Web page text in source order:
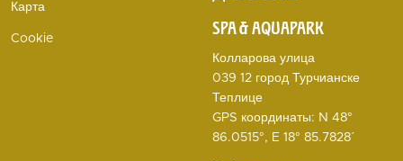
Карта
Cookie
SPA & AQUAPARK
Колларова улица
039 12 город Турчианске
Теплице
GPS координаты: N 48°
86.0515°, E 18° 85.7828΄